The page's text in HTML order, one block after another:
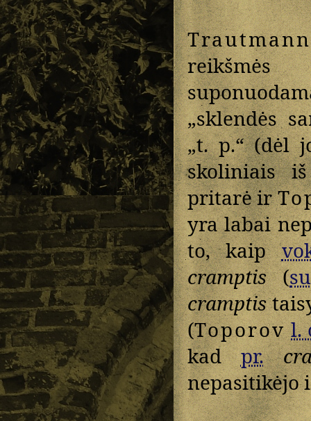
reikšmės
„sklendės
„t. p.“ (dėl
skoliniais
pritarė ir
yra labai
to, kaip
cramptis(
cramptis
(Toporov l.
kadpr.
nepasitikėjo